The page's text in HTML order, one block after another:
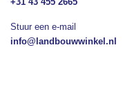
Stuur een e-mail
info@landbouwwinkel.nl